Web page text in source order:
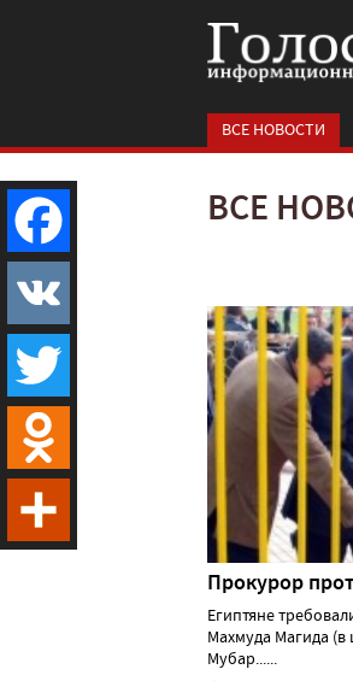
ВСЕ НОВОСТИ
ВСЕ
Прокурор
Египтяне
Махмуда Магида (в
Мубар......
Facebook
VK
Twitter
Odnoklassniki